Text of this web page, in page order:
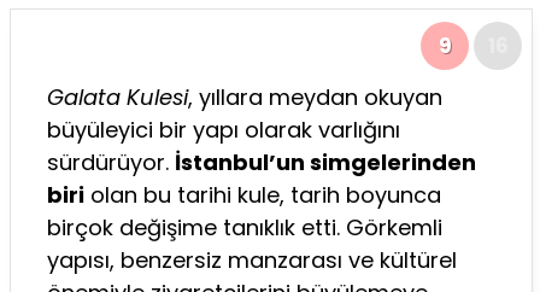
9
Galata Kulesi, yıllara meydan okuyan
büyüleyici bir yapı olarak varlığını
sürdürüyor. İstanbul’un simgelerinden
biri olan bu tarihi kule, tarih boyunca
birçok değişime tanıklık etti. Görkemli
yapısı, benzersiz manzarası ve kültürel